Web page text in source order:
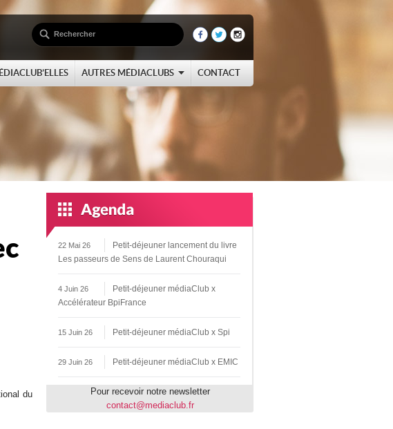
AUTRES MÉDIACLUBS CONTACT
du
22 Mai 26
Petit-déjeuner lancement du livre
Les passeurs de Sens de Laurent Chouraqui
4 Juin 26
Petit-déjeuner médiaClub x
Accélérateur BpiFrance
15 Juin 26 Petit-déjeuner médiaClub x Spi
29 Juin 26 Petit-déjeuner médiaClub x EMIC
Pour recevoir notre newsletter
contact@mediaclub.fr